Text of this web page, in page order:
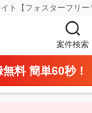
ト【フォスターフリー
案件検索
料 簡単60秒！